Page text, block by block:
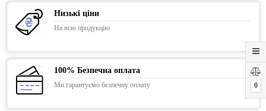
0
Низькі ціни
На всю продукцію
100% Безпечна оплата
Ми гарантуємо безпечну оплату